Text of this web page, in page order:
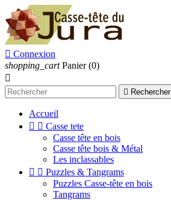
 Connexion
shopping_cart Panier (0)

 Rechercher
Accueil
  Casse tete
Casse tête en bois
Casse tête bois & Métal
Les inclassables
  Puzzles & Tangrams
Puzzles Casse-tête en bois
Tangrams